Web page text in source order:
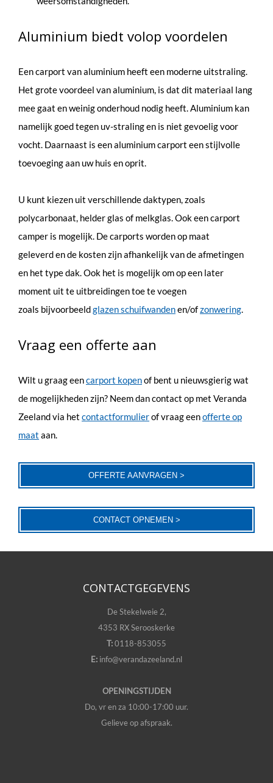
Aluminium biedt volop voordelen
Een carport van aluminium heeft een moderne uitstraling.
Het grote voordeel van aluminium, is dat dit materiaal lang
mee gaat en weinig onderhoud nodig heeft. Aluminium kan
namelijk goed tegen uv-straling en is niet gevoelig voor
vocht. Daarnaast is een aluminium carport een stijlvolle
toevoeging aan uw huis en oprit.
U kunt kiezen uit verschillende daktypen, zoals
polycarbonaat, helder glas of melkglas. Ook een carport
camper is mogelijk. De carports worden op maat
geleverd en de kosten zijn afhankelijk van de afmetingen
en het type dak. Ook het is mogelijk om op een later
moment uit te uitbreidingen toe te voegen
zoals bijvoorbeeldglazen schuifwandenen/ofzonwering.
Vraag een offerte aan
Wilt u graag eencarport kopenof bent u nieuwsgierig wat
de mogelijkheden zijn? Neem dan contact op met Veranda
Zeeland via het contactformulierof vraag eenofferte op
maat aan.
OFFERTE AANVRAGEN >
CONTACT OPNEMEN >
CONTACTGEGEVENS
De Stekelweie 2,
4353 RX Serooskerke
T:0118-853055
E: info@verandazeeland.nl
OPENINGSTIJDEN
Do, vr en za 10:00-17:00 uur.
Gelieve op afspraak.